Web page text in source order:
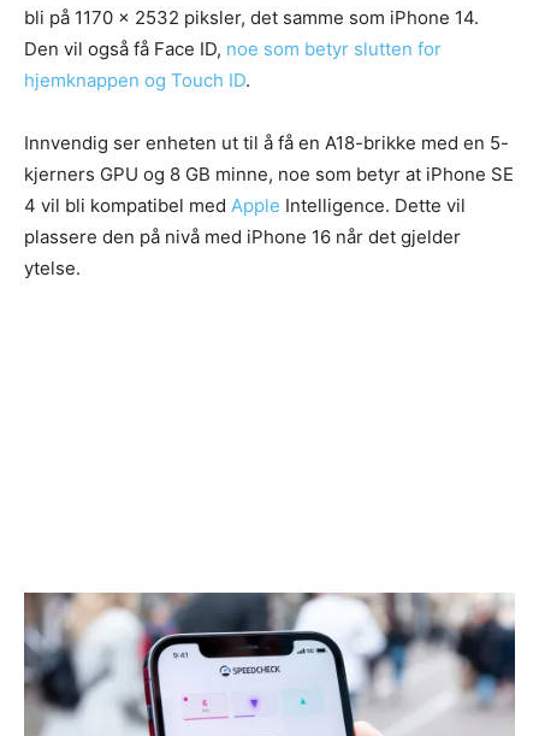
bli på 1170 x 2532 piksler, det samme som iPhone 14.
Den vil også få Face ID, noe som betyr slutten for
hjemknappen og Touch ID.
Innvendig ser enheten ut til å få en A18-brikke med en 5-
kjerners GPU og 8 GB minne, noe som betyr at iPhone SE
4 vil bli kompatibel med Apple Intelligence. Dette vil
plassere den på nivå med iPhone 16 når det gjelder
ytelse.